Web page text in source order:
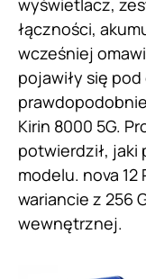
wyświetlacz,
łączności,
wcześniej
pojawiły się
Kirin 8000 5G.
potwierdził, jaki
modelu. nova
wariancie z 256
wewnętrznej.